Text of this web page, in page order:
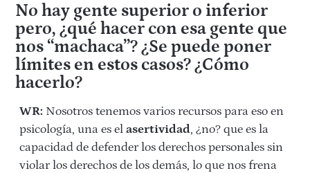
No hay gente superior o inferior
pero, ¿qué hacer con esa gente que
nos “machaca”? ¿Se puede poner
límites en estos casos? ¿Cómo
hacerlo?
WR: Nosotros tenemos varios recursos para eso en
psicología, una es el asertividad, ¿no? que es la
capacidad de defender los derechos personales sin
violar los derechos de los demás, lo que nos frena